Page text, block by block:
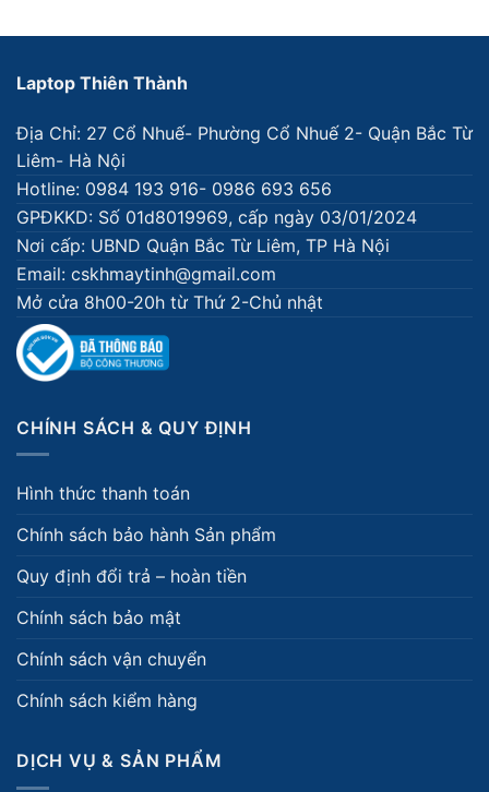
Laptop Thiên Thành
Địa Chỉ: 27 Cổ Nhuế- Phường Cổ Nhuế 2- Quận Bắc Từ
Liêm- Hà Nội
Hotline: 0984 193 916- 0986 693 656
GPĐKKD: Số 01d8019969, cấp ngày 03/01/2024
Nơi cấp: UBND Quận Bắc Từ Liêm, TP Hà Nội
Email: cskhmaytinh@gmail.com
Mở cửa 8h00-20h từ Thứ 2-Chủ nhật
CHÍNH SÁCH & QUY ĐỊNH
Hình thức thanh toán
Chính sách bảo hành Sản phẩm
Quy định đổi trả – hoàn tiền
Chính sách bảo mật
Chính sách vận chuyển
Chính sách kiểm hàng
DỊCH VỤ & SẢN PHẨM